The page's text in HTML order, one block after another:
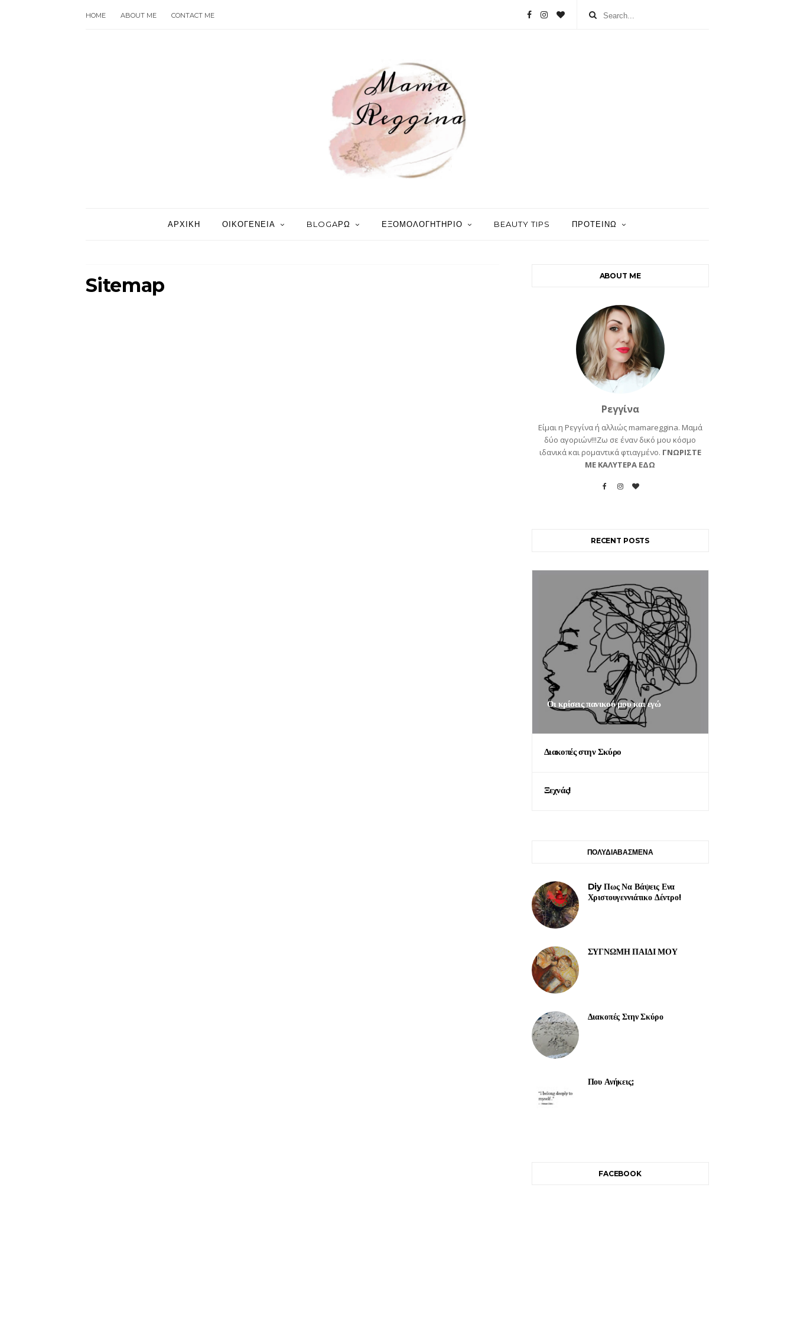
HOME ABOUT ME CONTACT ME
ΑΡΧΙΚΗ ΟΙΚΟΓΕΝΕΙΑ BLOGAΡΩ ΕΞΟΜΟΛΟΓΗΤΗΡΙΟ BEAUTY TIPS ΠΡΟΤΕΙΝΩ
Sitemap ABOUT ME
Ρεγγίνα
Είμαι η Ρεγγίνα ή αλλιώς mamareggina. Μαμά
δύο αγοριών!!!Ζω σε έναν δικό μου κόσμο
ιδανικά και ρομαντικά φτιαγμένο. ΓΝΩΡΙΣΤΕ
ΜΕ ΚΑΛΥΤΕΡΑ ΕΔΩ
RECENT POSTS
Οι κρίσεις πανικού μου και εγώ
Διακοπές στην Σκύρο
Ξεχνάς!
ΠΟΛΥΔΙΑΒΑΣΜΕΝΑ
Diy Πως Να Βάψεις Ενα
Χριστουγεννιάτικο Δέντρο!
ΣΥΓΝΩΜΗ ΠΑΙΔΙ ΜΟΥ
Διακοπές Στην Σκύρο
Που Ανήκεις;
FACEBOOK